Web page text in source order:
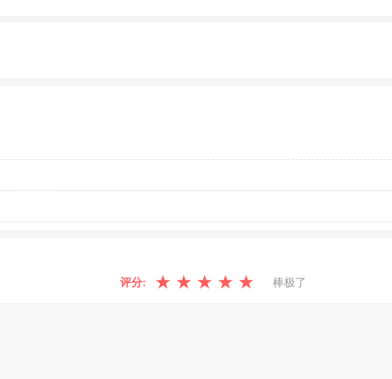
评分: ★ ★ ★ ★ ★ 棒极了